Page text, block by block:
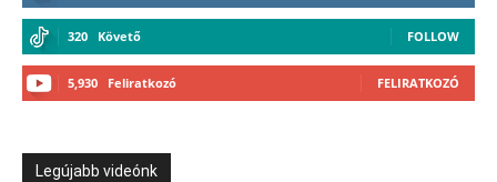
320 Követő FOLLOW
5,930 Feliratkozó FELIRATKOZÓ
Legújabb videónk